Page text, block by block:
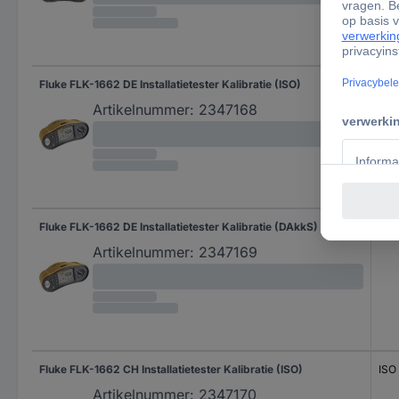
Fluke FLK-1662 DE Installatietester Kalibratie (ISO)
Artikelnummer: 2347168
ISO
Fluke FLK-1662 DE Installatietester Kalibratie (DAkkS)
Artikelnummer: 2347169
Fluke FLK-1662 CH Installatietester Kalibratie (ISO)
Artikelnummer: 2347170
ISO